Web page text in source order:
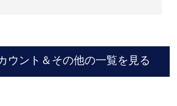
ウント＆その他の一覧を見る